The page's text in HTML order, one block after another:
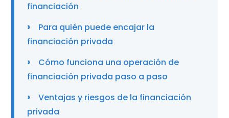
financiación
Para quién puede encajar la
financiación privada
Cómo funciona una operación de
financiación privada paso a paso
Ventajas y riesgos de la financiación
privada